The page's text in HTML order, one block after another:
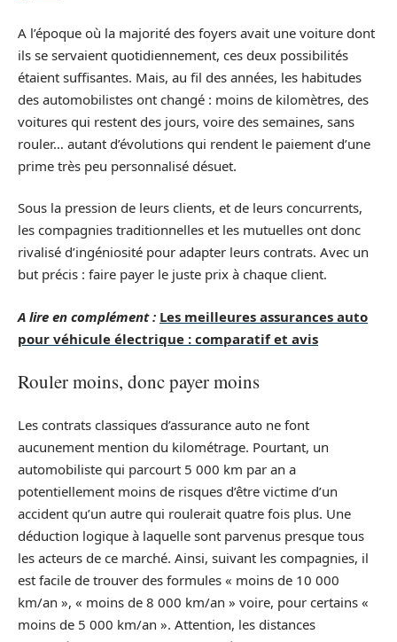
A l’époque où la majorité des foyers avait une voiture dont
ils se servaient quotidiennement, ces deux possibilités
étaient suffisantes. Mais, au fil des années, les habitudes
des automobilistes ont changé : moins de kilomètres, des
voitures qui restent des jours, voire des semaines, sans
rouler… autant d’évolutions qui rendent le paiement d’une
prime très peu personnalisé désuet.
Sous la pression de leurs clients, et de leurs concurrents,
les compagnies traditionnelles et les mutuelles ont donc
rivalisé d’ingéniosité pour adapter leurs contrats. Avec un
but précis : faire payer le juste prix à chaque client.
A lire en complément : Les meilleures assurances auto
pour véhicule électrique : comparatif et avis
Rouler moins, donc payer moins
Les contrats classiques d’assurance auto ne font
aucunement mention du kilométrage. Pourtant, un
automobiliste qui parcourt 5 000 km par an a
potentiellement moins de risques d’être victime d’un
accident qu’un autre qui roulerait quatre fois plus. Une
déduction logique à laquelle sont parvenus presque tous
les acteurs de ce marché. Ainsi, suivant les compagnies, il
est facile de trouver des formules « moins de 10 000
km/an », « moins de 8 000 km/an » voire, pour certains «
moins de 5 000 km/an ». Attention, les distances